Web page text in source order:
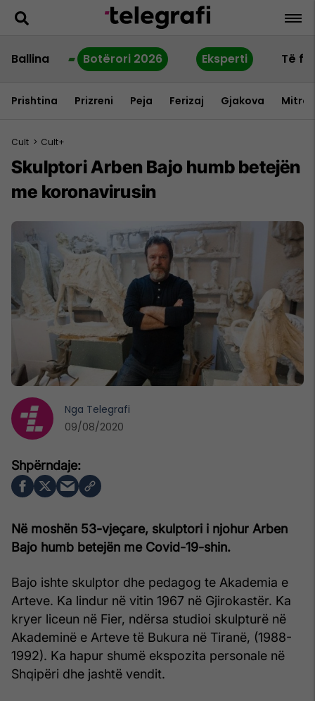
Ballina Botërori 2026 Eksperti Të
Prishtina Prizreni Peja Ferizaj Gjakova
Cult > Cult+
Skulptori Arben Bajo humb betejën
me koronavirusin
Në moshën 53-vjeçare, skulptori i njohur Arben
Bajo humb betejën me Covid-19-shin.
Bajo ishte skulptor dhe pedagog te Akademia e
Arteve. Ka lindur në vitin 1967 në Gjirokastër. Ka
kryer liceun në Fier, ndërsa studioi skulpturë në
Akademinë e Arteve të Bukura në Tiranë, (1988-
1992). Ka hapur shumë ekspozita personale në
Shqipëri dhe jashtë vendit.
Nga Telegrafi
09/08/2020